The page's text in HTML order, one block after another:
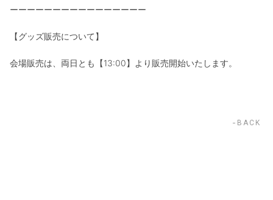
ーーーーーーーーーーーーーーーー
【グッズ販売について】
会場販売は、両日とも【13:00】より販売開始いたします。
BACK